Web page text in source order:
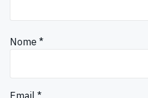
Nome *
Email *